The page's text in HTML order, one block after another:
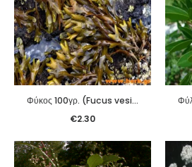
Φύκος 100γρ. (Fucus vesiculosus)
€2.30